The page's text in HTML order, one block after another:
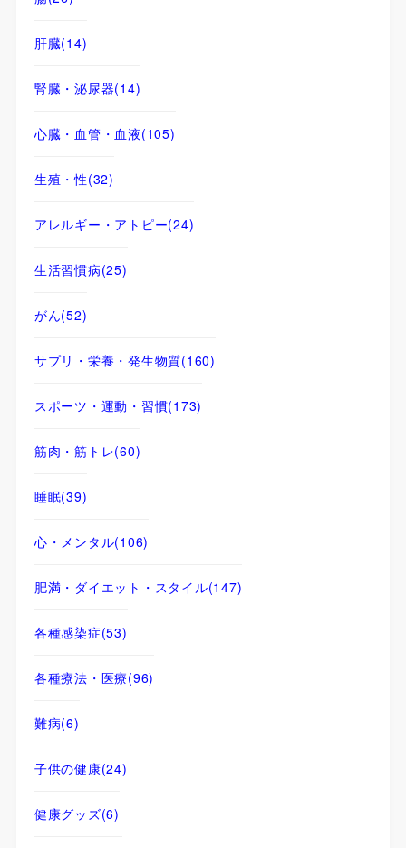
肝臓(14)
腎臓・泌尿器(14)
心臓・血管・血液(105)
生殖・性(32)
アレルギー・アトピー(24)
生活習慣病(25)
がん(52)
サプリ・栄養・発生物質(160)
スポーツ・運動・習慣(173)
筋肉・筋トレ(60)
睡眠(39)
心・メンタル(106)
肥満・ダイエット・スタイル(147)
各種感染症(53)
各種療法・医療(96)
難病(6)
子供の健康(24)
健康グッズ(6)